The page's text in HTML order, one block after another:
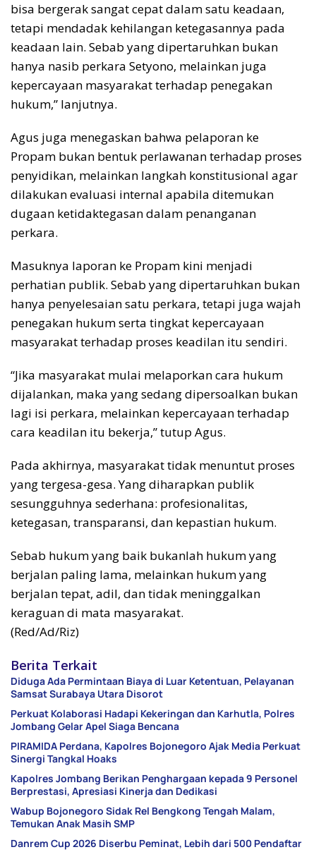
bisa bergerak sangat cepat dalam satu keadaan,
tetapi mendadak kehilangan ketegasannya pada
keadaan lain. Sebab yang dipertaruhkan bukan
hanya nasib perkara Setyono, melainkan juga
kepercayaan masyarakat terhadap penegakan
hukum,” lanjutnya.
Agus juga menegaskan bahwa pelaporan ke
Propam bukan bentuk perlawanan terhadap proses
penyidikan, melainkan langkah konstitusional agar
dilakukan evaluasi internal apabila ditemukan
dugaan ketidaktegasan dalam penanganan
perkara.
Masuknya laporan ke Propam kini menjadi
perhatian publik. Sebab yang dipertaruhkan bukan
hanya penyelesaian satu perkara, tetapi juga wajah
penegakan hukum serta tingkat kepercayaan
masyarakat terhadap proses keadilan itu sendiri.
“Jika masyarakat mulai melaporkan cara hukum
dijalankan, maka yang sedang dipersoalkan bukan
lagi isi perkara, melainkan kepercayaan terhadap
cara keadilan itu bekerja,” tutup Agus.
Pada akhirnya, masyarakat tidak menuntut proses
yang tergesa-gesa. Yang diharapkan publik
sesungguhnya sederhana: profesionalitas,
ketegasan, transparansi, dan kepastian hukum.
Sebab hukum yang baik bukanlah hukum yang
berjalan paling lama, melainkan hukum yang
berjalan tepat, adil, dan tidak meninggalkan
keraguan di mata masyarakat.
(Red/Ad/Riz)
Berita Terkait
Diduga Ada Permintaan Biaya di Luar Ketentuan, Pelayanan
Samsat Surabaya Utara Disorot
Perkuat Kolaborasi Hadapi Kekeringan dan Karhutla, Polres
Jombang Gelar Apel Siaga Bencana
PIRAMIDA Perdana, Kapolres Bojonegoro Ajak Media Perkuat
Sinergi Tangkal Hoaks
Kapolres Jombang Berikan Penghargaan kepada 9 Personel
Berprestasi, Apresiasi Kinerja dan Dedikasi
Wabup Bojonegoro Sidak Rel Bengkong Tengah Malam,
Temukan Anak Masih SMP
Danrem Cup 2026 Diserbu Peminat, Lebih dari 500 Pendaftar